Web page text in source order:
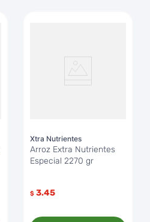
Xtra Nutrientes
Arroz Extra Nutrientes
Especial 2270 gr
$ 3.45